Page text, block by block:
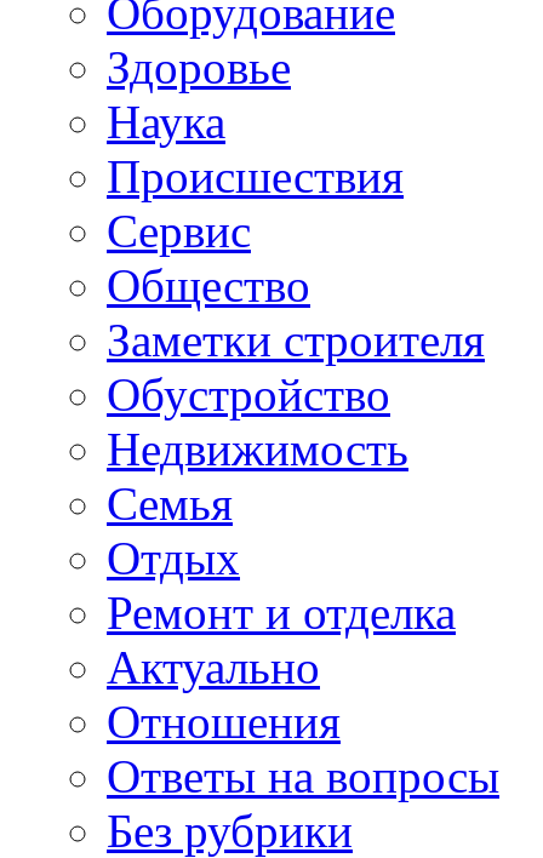
Oборудование
Здоровье
Наука
Происшествия
Сервис
Общество
Заметки строителя
Обустройство
Недвижимость
Семья
Отдых
Ремонт и отделка
Актуально
Отношения
Ответы на вопросы
Без рубрики